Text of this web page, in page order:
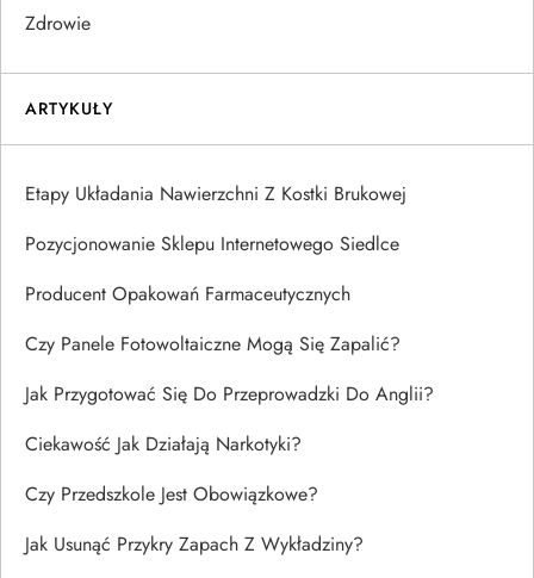
Zdrowie
ARTYKUŁY
Etapy Układania Nawierzchni Z Kostki Brukowej
Pozycjonowanie Sklepu Internetowego Siedlce
Producent Opakowań Farmaceutycznych
Czy Panele Fotowoltaiczne Mogą Się Zapalić?
Jak Przygotować Się Do Przeprowadzki Do Anglii?
Ciekawość Jak Działają Narkotyki?
Czy Przedszkole Jest Obowiązkowe?
Jak Usunąć Przykry Zapach Z Wykładziny?